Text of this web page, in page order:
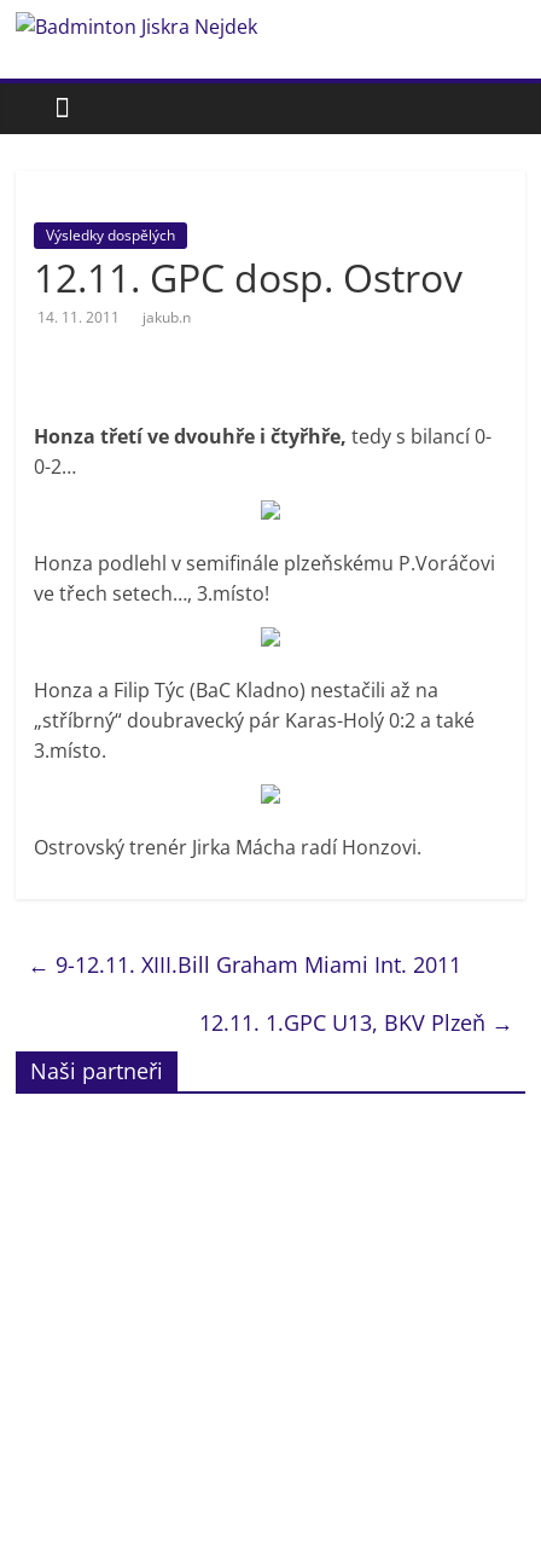
Přeskočit
obsah
Badminton
Jiskra
Badmintonový
oddíl
Výsledky dospělých
12.11. GPC dosp. Ostrov
14. 11. 2011 jakub.n
Honza třetí ve dvouhře i čtyřhře, tedy s bilancí 0-
0-2…
Honza podlehl v semifinále plzeňskému P.Voráčovi
ve třech setech…, 3.místo!
Honza a Filip Týc (BaC Kladno) nestačili až na
„stříbrný“ doubravecký pár Karas-Holý 0:2 a také
3.místo.
Ostrovský trenér Jirka Mácha radí Honzovi.
← 9-12.11. XIII.Bill Graham Miami Int. 2011
12.11. 1.GPC U13, BKV Plzeň →
Naši partneři